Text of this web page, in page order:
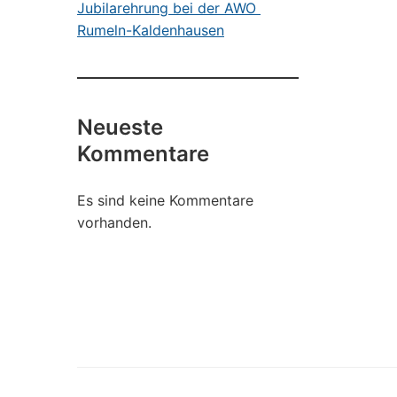
Jubilarehrung bei der AWO
Rumeln-Kaldenhausen
Neueste
Kommentare
Es sind keine Kommentare
vorhanden.